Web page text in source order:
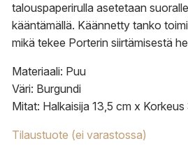
talouspaperirulla asetetaan
kääntämällä. Käännetty tanko
mikä tekee Porterin siirtämisestä
Materiaali: Puu
Väri: Burgundi
Mitat: Halkaisija 13,5 cm x
Tilaustuote (ei varastossa)